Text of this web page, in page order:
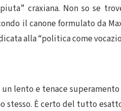
craxiana. Non so se
il canone formulato da
alla “politica come
lento e tenace
stesso. È certo del tutto